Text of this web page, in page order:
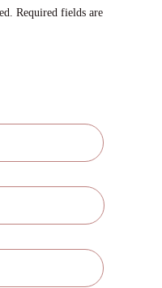
Required fields are